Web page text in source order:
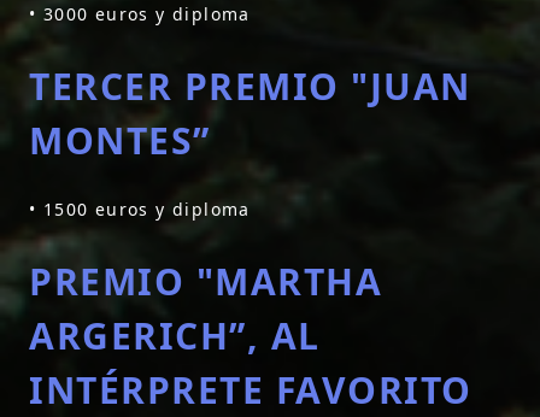
• 3000 euros y diploma
TERCER PREMIO "JUAN
MONTES”
• 1500 euros y diploma
PREMIO "MARTHA
ARGERICH”, AL
INTÉRPRETE FAVORITO